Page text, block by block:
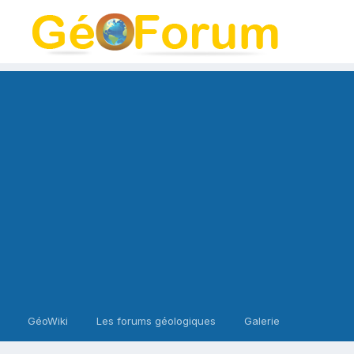
GéoWiki Les forums géologiques Galerie